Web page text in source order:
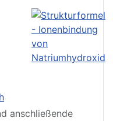
anschließende